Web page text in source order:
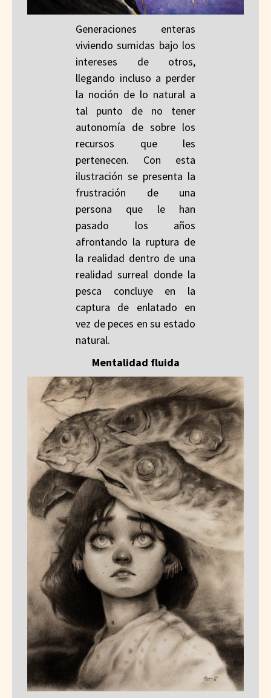
Generaciones enteras
viviendo sumidas bajo los
intereses de otros,
llegando incluso a perder
la noción de lo natural a
tal punto de no tener
autonomía de sobre los
recursos que les
pertenecen. Con esta
ilustración se presenta la
frustración de una
persona que le han
pasado los años
afrontando la ruptura de
la realidad dentro de una
realidad surreal donde la
pesca concluye en la
captura de enlatado en
vez de peces en su estado
natural.
Mentalidad fluida